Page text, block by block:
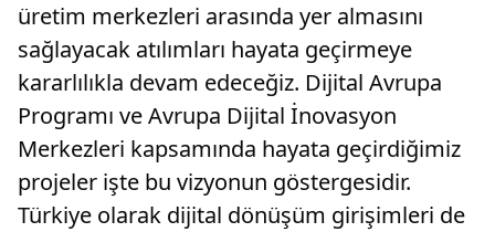
üretim merkezleri arasında yer almasını
sağlayacak atılımları hayata geçirmeye
kararlılıkla devam edeceğiz. Dijital Avrupa
Programı ve Avrupa Dijital İnovasyon
Merkezleri kapsamında hayata geçirdiğimiz
projeler işte bu vizyonun göstergesidir.
Türkiye olarak dijital dönüşüm girişimleri de